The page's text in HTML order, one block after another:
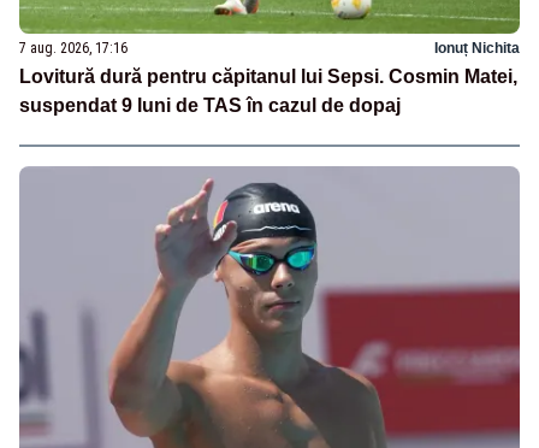
7 aug. 2026, 17:16 Ionuț Nichita
Lovitură dură pentru căpitanul lui Sepsi. Cosmin Matei,
suspendat 9 luni de TAS în cazul de dopaj